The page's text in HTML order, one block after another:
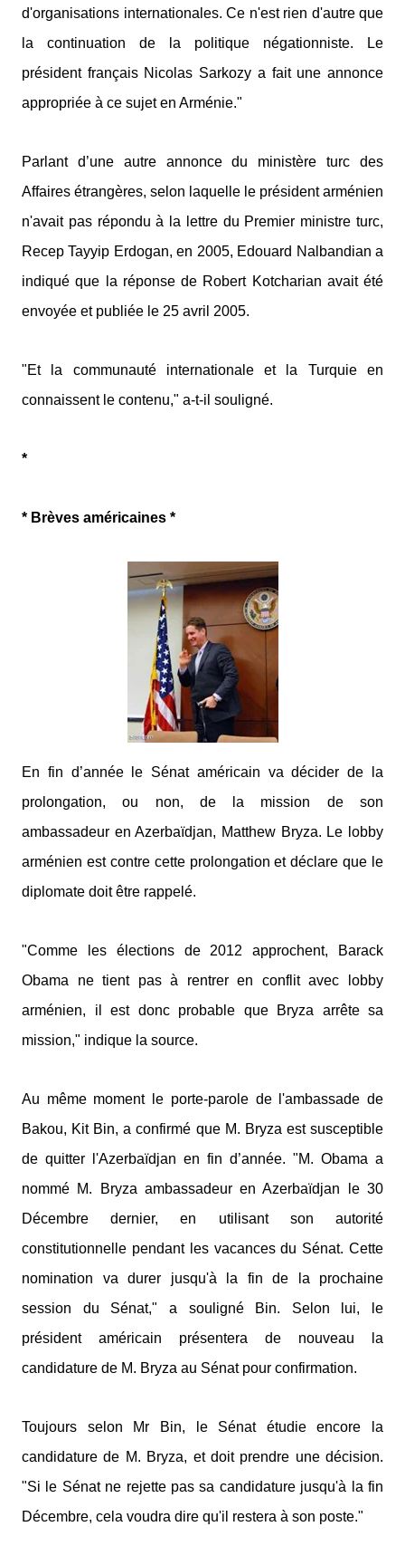
d'organisations internationales. Ce n'est rien d'autre que
la continuation de la politique négationniste. Le
président français Nicolas Sarkozy a fait une annonce
appropriée à ce sujet en Arménie."
Parlant d’une autre annonce du ministère turc des
Affaires étrangères, selon laquelle le président arménien
n'avait pas répondu à la lettre du Premier ministre turc,
Recep Tayyip Erdogan, en 2005, Edouard Nalbandian a
indiqué que la réponse de Robert Kotcharian avait été
envoyée et publiée le 25 avril 2005.
"Et la communauté internationale et la Turquie en
connaissent le contenu," a-t-il souligné.
*
* Brèves américaines *
En fin d’année le Sénat américain va décider de la
prolongation, ou non, de la mission de son
ambassadeur en Azerbaïdjan, Matthew Bryza. Le lobby
arménien est contre cette prolongation et déclare que le
diplomate doit être rappelé.
"Comme les élections de 2012 approchent, Barack
Obama ne tient pas à rentrer en conflit avec lobby
arménien, il est donc probable que Bryza arrête sa
mission," indique la source.
Au même moment le porte-parole de l'ambassade de
Bakou, Kit Bin, a confirmé que M. Bryza est susceptible
de quitter l'Azerbaïdjan en fin d’année. "M. Obama a
nommé M. Bryza ambassadeur en Azerbaïdjan le 30
Décembre dernier, en utilisant son autorité
constitutionnelle pendant les vacances du Sénat. Cette
nomination va durer jusqu'à la fin de la prochaine
session du Sénat," a souligné Bin. Selon lui, le
président américain présentera de nouveau la
candidature de M. Bryza au Sénat pour confirmation.
Toujours selon Mr Bin, le Sénat étudie encore la
candidature de M. Bryza, et doit prendre une décision.
"Si le Sénat ne rejette pas sa candidature jusqu'à la fin
Décembre, cela voudra dire qu'il restera à son poste."